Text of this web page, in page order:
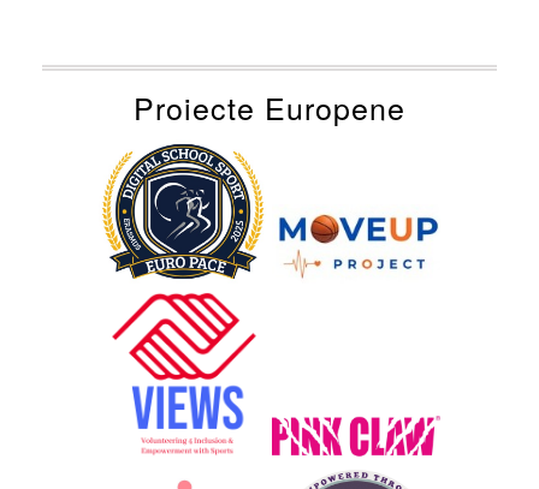
Proiecte Europene